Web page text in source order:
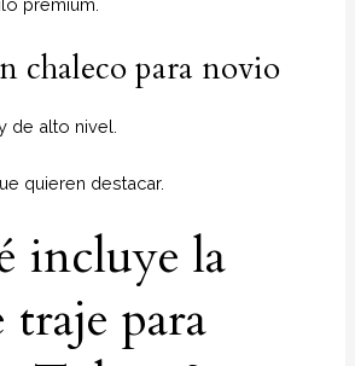
premium.
chaleco para novio
de alto nivel.
quieren destacar.
incluye la
traje para